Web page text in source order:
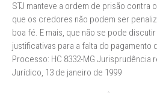
STJ manteve a ordem de prisão contra
que os credores não podem ser
boa fé. E mais, que não se pode
justificativas para a falta do pagamento
Processo: HC 8332-MG Jurisprudência
Jurídico, 13 de janeiro de 1999